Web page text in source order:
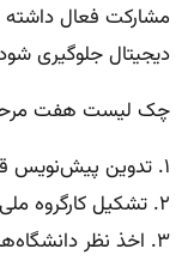
مشارکت فعال داشته
دیجیتال جلوگیری
چک لیست هفت
۱. تدوین پیش‌نویس قانون جامع دیجیتال
۲. تشکیل کارگروه ملی حقوق فناوری
۳. اخذ نظر دانشگاه‌ها و بخش خصوصی